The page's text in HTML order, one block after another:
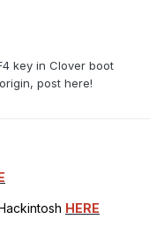
key in Clover boot
post here!
HERE